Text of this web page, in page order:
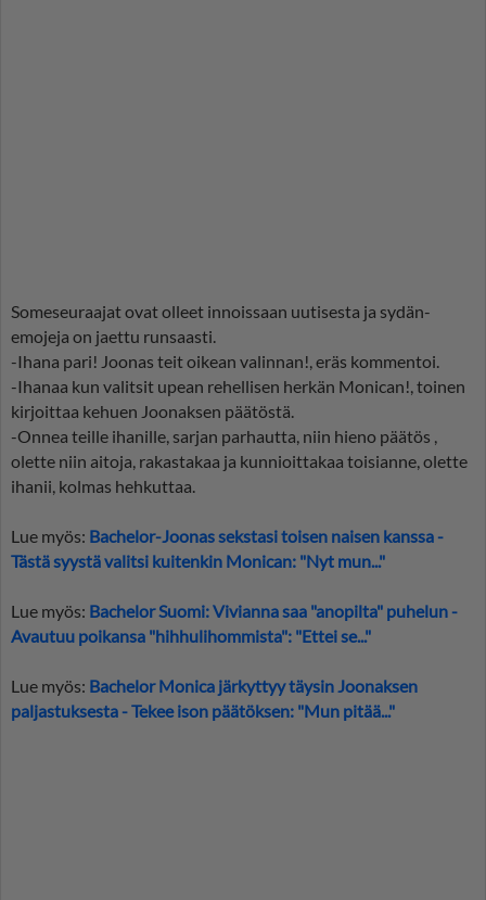
Someseuraajat ovat olleet innoissaan uutisesta ja sydän-
emojeja on jaettu runsaasti.
-Ihana pari! Joonas teit oikean valinnan!, eräs kommentoi.
-Ihanaa kun valitsit upean rehellisen herkän Monican!, toinen
kirjoittaa kehuen Joonaksen päätöstä.
-Onnea teille ihanille, sarjan parhautta, niin hieno päätös ,
olette niin aitoja, rakastakaa ja kunnioittakaa toisianne, olette
ihanii, kolmas hehkuttaa.
Lue myös: Bachelor-Joonas sekstasi toisen naisen kanssa -
Tästä syystä valitsi kuitenkin Monican: "Nyt mun..."
Lue myös: Bachelor Suomi: Vivianna saa "anopilta" puhelun -
Avautuu poikansa "hihhulihommista": "Ettei se..."
Lue myös: Bachelor Monica järkyttyy täysin Joonaksen
paljastuksesta - Tekee ison päätöksen: "Mun pitää..."